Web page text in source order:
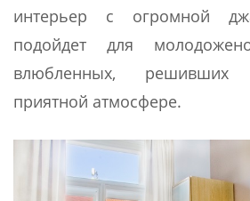
интерьер с огромной
подойдет для
влюбленных, решивших
приятной атмосфере.